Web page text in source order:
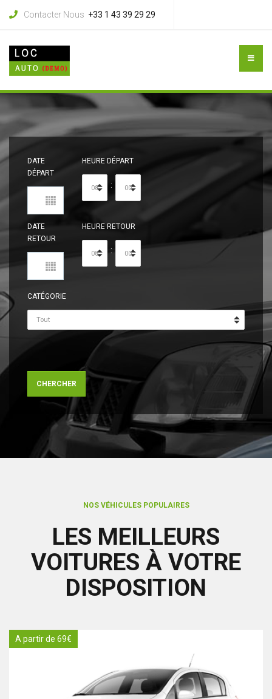
Contacter Nous +33 1 43 39 29 29
DATE
DÉPART
HEURE DÉPART
:
DATE
RETOUR
HEURE RETOUR
:
CATÉGORIE
CHERCHER
NOS VÉHICULES POPULAIRES
LES MEILLEURS
VOITURES À VOTRE
DISPOSITION
A partir de 69€